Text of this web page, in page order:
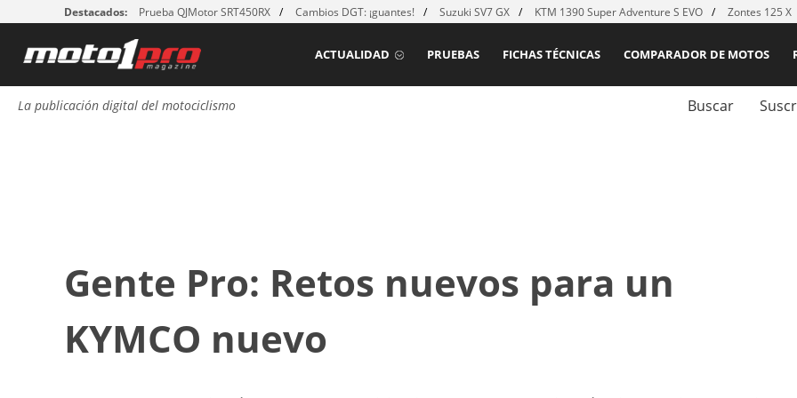
Destacados: Prueba QJMotor SRT450RX Cambios DGT: ¡guantes! Suzuki SV7 GX KTM 1390 Super Adventure S EVO Zontes 125 X
COMPARADOR DE MOTOS
FICHAS TÉCNICAS
PRUEBAS
ACTUALIDAD
La publicación digital del motociclismo Buscar
Gente Pro: Retos nuevos para un
KYMCO nuevo